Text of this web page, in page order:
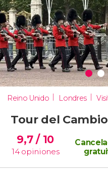
Reino Unido Londres
Tour del
9,7/ 10
14 opiniones